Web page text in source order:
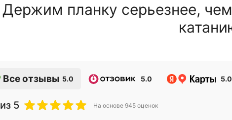
Держим планку серьезнее,
Все отзывы 5.0 5.0 5.0
из 5 На основе 945 оценок